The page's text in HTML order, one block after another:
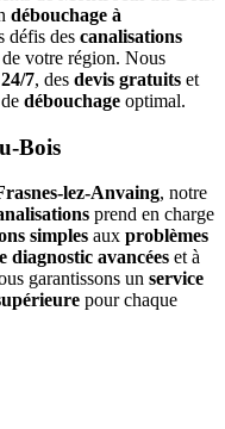
débouchage à
défis des canalisations
de votre région. Nous
7, des devis gratuits et
débouchage optimal.
Bois
lez-Anvaing, notre
prend en charge
simples aux problèmes
diagnostic avancées et à
garantissons un service
pour chaque